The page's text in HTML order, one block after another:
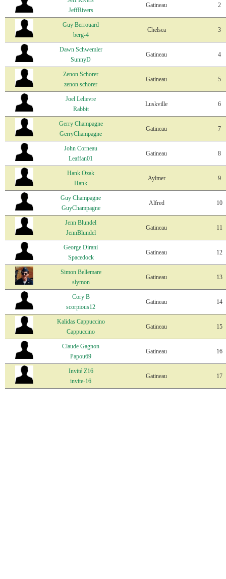
JeffRivers
Gatineau 2
Guy Berrouard
berg-4
Chelsea 3
Dawn Schwemler
SunnyD
Gatineau 4
Zenon Schorer
zenon schorer
Gatineau 5
Joel Lelievre
Rabbit
Luskville 6
Gerry Champagne
GerryChampagne
Gatineau 7
John Corneau
Leaffan01
Gatineau 8
Hank Ozak
Hank
Aylmer 9
Guy Champagne
GuyChampagne
Alfred 10
Jenn Blundel
JennBlundel
Gatineau 11
George Dirani
Spacedock
Gatineau 12
Simon Bellemare
slymon
Gatineau 13
Cory B
scorpious12
Gatineau 14
Kalidas Cappuccino
Cappuccino
Gatineau 15
Claude Gagnon
Papou69
Gatineau 16
Invité Z16
invite-16
Gatineau 17